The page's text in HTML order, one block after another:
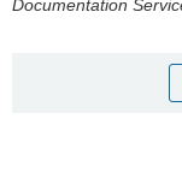
Documentation